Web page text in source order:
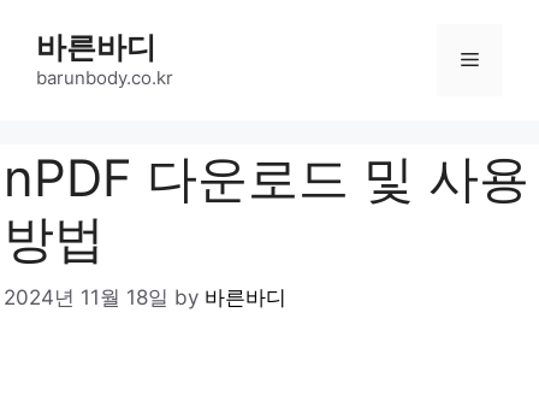
content
바른바디
barunbody.co.kr
Menu
nPDF 다운로드 및 사용
방법
2024년 11월 18일 by 바른바디